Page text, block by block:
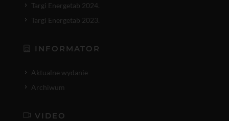
Targi Energetab 2024.
Targi Energetab 2023.
INFORMATOR
Aktualne wydanie
Archiwum
VIDEO